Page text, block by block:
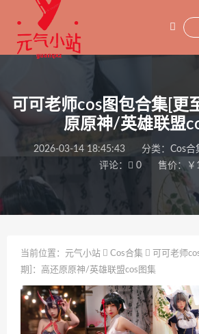
可可老师cos图包合集[更
原原神/英雄联盟
2026-03-14 18:45:43 分类： Cos合
评论：
0 售价：￥
当前位置： 元气小站 Cos合集
可可老师
期]：高还原原神/英雄联盟cos图集